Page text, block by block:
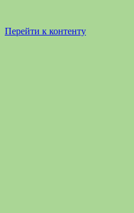
Перейти к контенту